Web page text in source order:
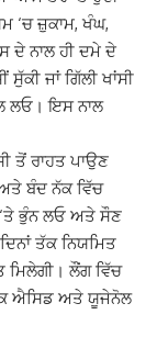
‘ਚ ਜ਼ੁਕਾਮ, ਖੰਘ,
ਦੇ ਨਾਲ ਹੀ ਦਮੇ ਦੇ
ਜਾਂ ਗਿੱਲੀ ਖਾਂਸੀ
ਲਓ। ਇਸ ਨਾਲ
ਤੋਂ ਰਾਹਤ ਪਾਉਣ
ਬੰਦ ਨੱਕ ਵਿੱਚ
‘ਤੇ ਭੁੰਨ ਲਓ ਅਤੇ ਸੌਣ
ਤੱਕ ਨਿਯਮਿਤ
ਮਿਲੇਗੀ। ਲੌਂਗ ਵਿੱਚ
ਐਸਿਡ ਅਤੇ ਯੂਜੇਨੋਲ